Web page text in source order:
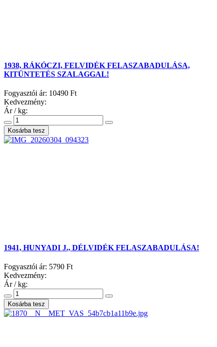
1938, RÁKÓCZI, FELVIDÉK FELASZABADULÁSA,
KITÜNTETÉS SZALAGGAL!
Fogyasztói ár: 10490 Ft
Kedvezmény:
Ár / kg:
1941, HUNYADI J., DÉLVIDÉK FELASZABADULÁSA!
Fogyasztói ár: 5790 Ft
Kedvezmény:
Ár / kg: